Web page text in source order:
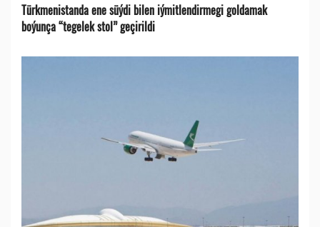
Türkmenistanda ene süýdi bilen iýmitlendirmegi goldamak
boýunça “tegelek stol” geçirildi